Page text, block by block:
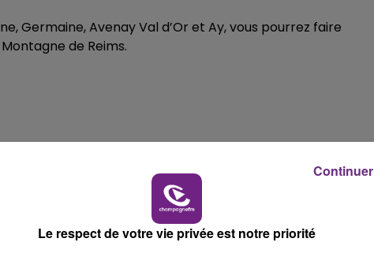
7h00 - 12h00
LE WEEK-END CHAMPAGNE FM
Germaine, Avenay Val d’Or et Ay, vous pourrez faire
de Reims.
Le respect de votre vie privée est notre priorité